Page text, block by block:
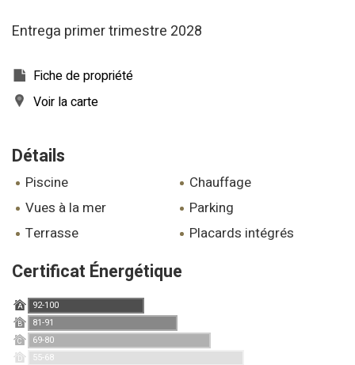
Entrega primer trimestre 2028
Fiche de propriété
Voir la carte
Détails
piscine
chauffage
vues à la mer
parking
terrasse
placards intégrés
Certificat Énergétique
A 92-100
B 81-91
C 69-80
D 55-68
habitudes de navigation sur le site Web et afficher des
publicités liées au profil de navigation de l'utilisateur.